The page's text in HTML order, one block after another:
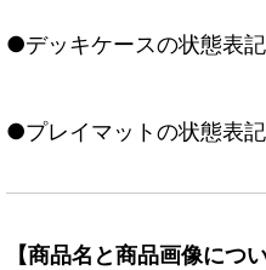
●デッキケースの状態表
●プレイマットの状態表
【商品名と商品画像につい